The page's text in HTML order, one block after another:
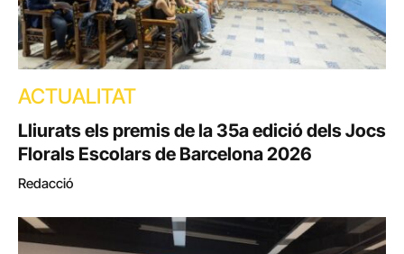
ACTUALITAT
Lliurats els premis de la 35a edició dels Jocs
Florals Escolars de Barcelona 2026
Redacció